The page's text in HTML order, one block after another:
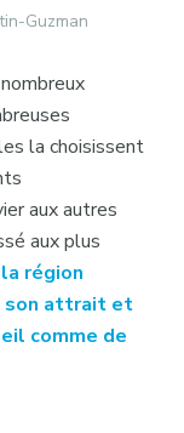
Guzman
la choisissent
aux autres
aux plus
la région
son attrait et
comme de